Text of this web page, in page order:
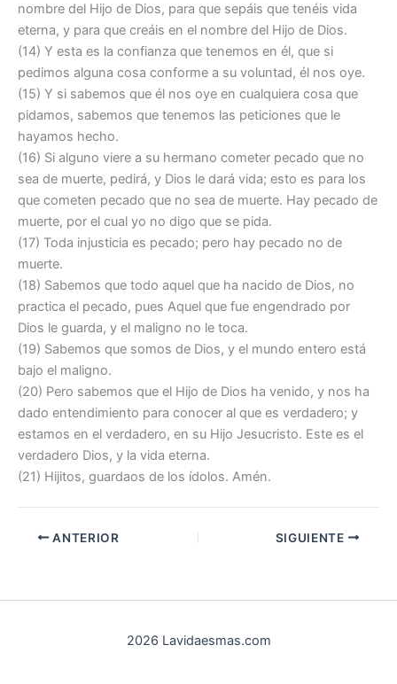
nombre del Hijo de Dios, para que sepáis que tenéis vida
eterna, y para que creáis en el nombre del Hijo de Dios.
(14) Y esta es la confianza que tenemos en él, que si
pedimos alguna cosa conforme a su voluntad, él nos oye.
(15) Y si sabemos que él nos oye en cualquiera cosa que
pidamos, sabemos que tenemos las peticiones que le
hayamos hecho.
(16) Si alguno viere a su hermano cometer pecado que no
sea de muerte, pedirá, y Dios le dará vida; esto es para los
que cometen pecado que no sea de muerte. Hay pecado de
muerte, por el cual yo no digo que se pida.
(17) Toda injusticia es pecado; pero hay pecado no de
muerte.
(18) Sabemos que todo aquel que ha nacido de Dios, no
practica el pecado, pues Aquel que fue engendrado por
Dios le guarda, y el maligno no le toca.
(19) Sabemos que somos de Dios, y el mundo entero está
bajo el maligno.
(20) Pero sabemos que el Hijo de Dios ha venido, y nos ha
dado entendimiento para conocer al que es verdadero; y
estamos en el verdadero, en su Hijo Jesucristo. Este es el
verdadero Dios, y la vida eterna.
(21) Hijitos, guardaos de los ídolos. Amén.
ANTERIOR SIGUIENTE
2026 Lavidaesmas.com